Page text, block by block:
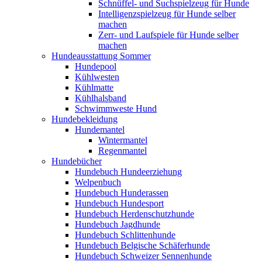
Schnüffel- und Suchspielzeug für Hunde
Intelligenzspielzeug für Hunde selber
machen
Zerr- und Laufspiele für Hunde selber
machen
Hundeausstattung Sommer
Hundepool
Kühlwesten
Kühlmatte
Kühlhalsband
Schwimmweste Hund
Hundebekleidung
Hundemantel
Wintermantel
Regenmantel
Hundebücher
Hundebuch Hundeerziehung
Welpenbuch
Hundebuch Hunderassen
Hundebuch Hundesport
Hundebuch Herdenschutzhunde
Hundebuch Jagdhunde
Hundebuch Schlittenhunde
Hundebuch Belgische Schäferhunde
Hundebuch Schweizer Sennenhunde